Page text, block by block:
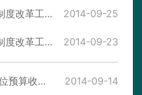
关于进一步加强公务卡制度改革工作的通知 2014-09-25
关于进一步加强公务卡制度改革工作的通知 2014-09-23
2014年岳阳县财政局单位预算收支表 2014-09-14